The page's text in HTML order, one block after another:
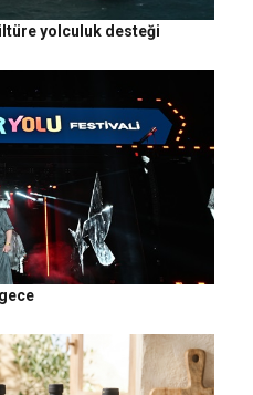
yolculuk desteği